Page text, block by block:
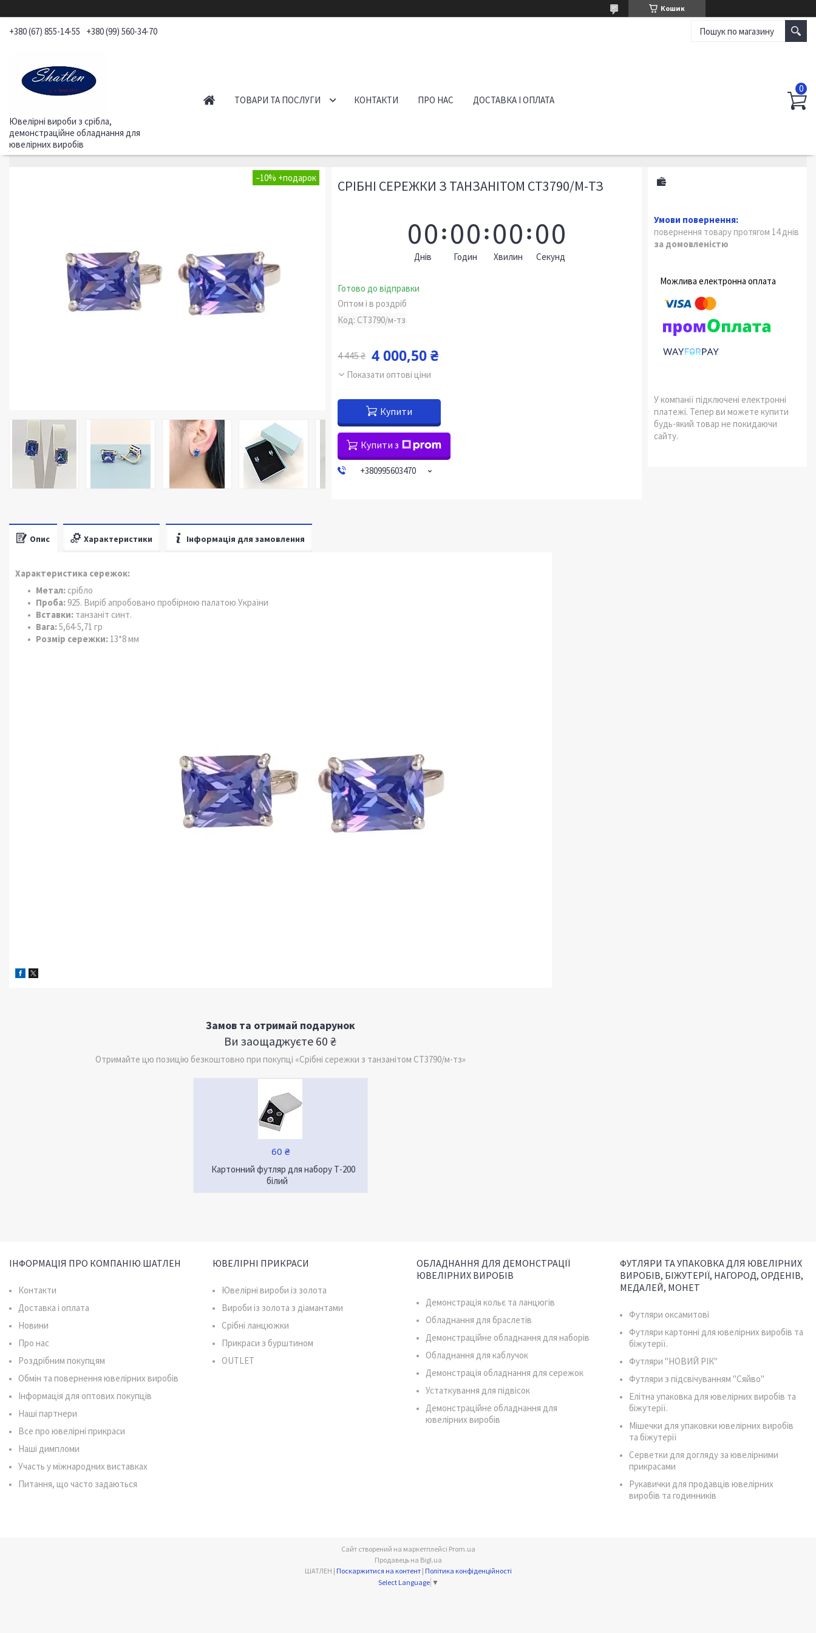
Кошик
+380 (67) 855-14-55 +380 (99) 560-34-70
Ювелірні вироби з срібла,
демонстраційне обладнання для
ювелірних виробів
ТОВАРИ ТА ПОСЛУГИ КОНТАКТИ ПРО НАС ДОСТАВКА І ОПЛАТА
–10% СРІБНІ СЕРЕЖКИ З ТАНЗАНІТОМ СТ3790/М-ТЗ
00
Днів
00
Годин
00
Хвилин
00
Секунд
Готово до відправки
Оптом і в роздріб
Код: СТ3790/м-тз
4 445 ₴ 4 000,50 ₴
Показати оптові ціни
Купити
Купити з
+380995603470
повернення товару протягом 14 днів
за домовленістю
У компанії підключені електронні
платежі. Тепер ви можете купити
будь-який товар не покидаючи
сайту.
Опис Характеристики Інформація для замовлення
Характеристика сережок:
Метал: срібло
Проба: 925. Виріб апробовано пробірною палатою України
Вставки: танзаніт синт.
Вага: 5,64-5,71 гр
Розмір сережки: 13*8 мм
Замов та отримай подарунок
Ви заощаджуєте 60 ₴
Отримайте цю позицію безкоштовно при покупці «Срібні сережки з танзанітом СТ3790/м-тз»
60 ₴
Картонний футляр для набору Т-200
білий
ІНФОРМАЦІЯ ПРО КОМПАНІЮ ШАТЛЕН
Контакти
Доставка і оплата
Новини
Про нас
Роздрібним покупцям
Обмін та повернення ювелірних виробів
Інформація для оптових покупців
Наші партнери
Все про ювелірні прикраси
Наші димпломи
Участь у міжнародних виставках
Питання, що часто задаються
ЮВЕЛІРНІ ПРИКРАСИ
Ювелірні вироби із золота
Вироби із золота з діамантами
Срібні ланцюжки
Прикраси з бурштином
OUTLET
ОБЛАДНАННЯ ДЛЯ ДЕМОНСТРАЦІЇ
ЮВЕЛІРНИХ ВИРОБІВ
Демонстрація кольє та ланцюгів
Обладнання для браслетів
Демонстраційне обладнання для наборів
Обладнання для каблучок
Демонстрація обладнання для сережок
Устаткування для підвісок
Демонстраційне обладнання для
ювелірних виробів
ФУТЛЯРИ ТА УПАКОВКА ДЛЯ ЮВЕЛІРНИХ
ВИРОБІВ, БІЖУТЕРІЇ, НАГОРОД, ОРДЕНІВ,
МЕДАЛЕЙ, МОНЕТ
Футляри оксамитові
Футляри картонні для ювелірних виробів та
біжутерії.
Футляри "НОВИЙ РІК"
Футляри з підсвічуванням "Сяйво"
Елітна упаковка для ювелірних виробів та
біжутерії.
Мішечки для упаковки ювелірних виробів
та біжутерії
Серветки для догляду за ювелірними
прикрасами
Рукавички для продавців ювелірних
виробів та годинників
Сайт створений на маркетплейсі Prom.ua
Продавець на Bigl.ua
ШАТЛЕН | Поскаржитися на контент | Політика конфіденційності
Select Language ▼